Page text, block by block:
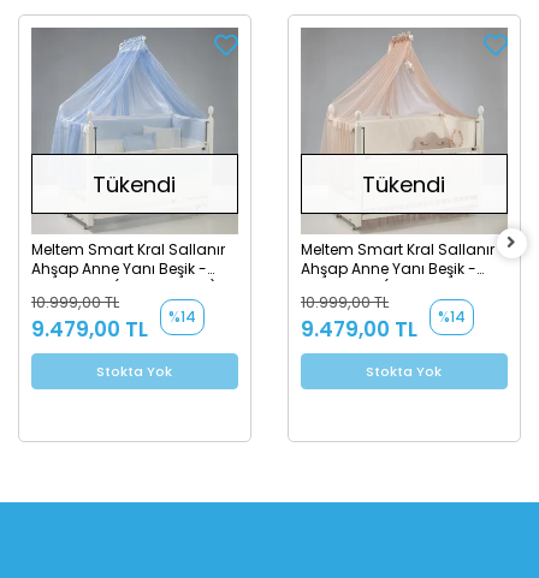
Tükendi
Meltem Smart Kral Sallanır
Ahşap Anne Yanı Beşik -
60x120 cm (beyaz-mavi)
10.999,00 TL
9.479,00 TL %14
Stokta Yok
Tükendi
Meltem Smart Kral Sallanır
Ahşap Anne Yanı Beşik -
60x120 cm (beyaz-motto
pudra)
10.999,00 TL
9.479,00 TL %14
Stokta Yok